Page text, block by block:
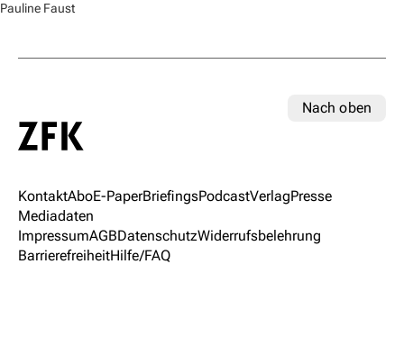
Pauline Faust
Nach oben
KontaktAboE-PaperBriefingsPodcastVerlagPresse
Mediadaten
ImpressumAGBDatenschutzWiderrufsbelehrung
BarrierefreiheitHilfe/FAQ